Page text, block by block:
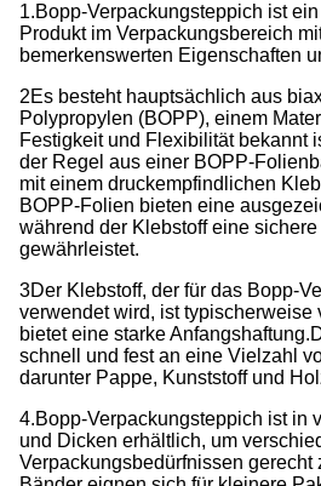
1.Bopp-Verpackungsteppich ist
Produkt im Verpackungsbereich
bemerkenswerten Eigenschaften
2Es besteht hauptsächlich aus
Polypropylen (BOPP), einem
Festigkeit und Flexibilität bekannt
der Regel aus einer BOPP-
mit einem druckempfindlichen
BOPP-Folien bieten eine
während der Klebstoff eine
gewährleistet.
3Der Klebstoff, der für das Bopp-
verwendet wird, ist typischerweise
bietet eine starke Anfangshaftung.
schnell und fest an eine Vielzahl
darunter Pappe, Kunststoff und
4.Bopp-Verpackungsteppich ist in
und Dicken erhältlich, um
Verpackungsbedürfnissen gerecht